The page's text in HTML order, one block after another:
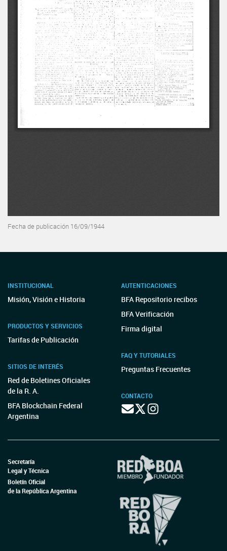
Fecha de publicación 16/09/1944
INSTITUCIONAL
Misión, Visión e Historia
PRODUCTOS Y SERVICIOS
Tarifas de Publicación
SITIOS DE INTERÉS
Red de Boletines Oficiales
de la R. A.
BFA Blockchain Federal
Argentina
AUTENTICACIONES
BFA Repositorio recibos
BFA Verificación
Firma digital
FAQ Y TUTORIALES
Preguntas Frecuentes
CONTACTO
Secretaría
Legal y Técnica
Boletín Oficial
de la República Argentina